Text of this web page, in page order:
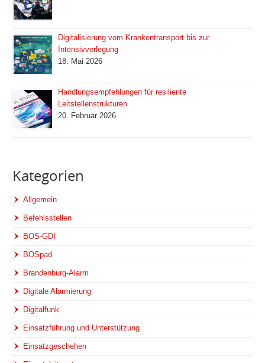
Digitalisierung vom Krankentransport bis zur
Intensivverlegung
18. Mai 2026
Handlungsempfehlungen für resiliente
Leitstellenstrukturen
20. Februar 2026
Kategorien
Allgemein
Befehlsstellen
BOS-GDI
BOSpad
Brandenburg-Alarm
Digitale Alarmierung
Digitalfunk
Einsatzführung und Unterstützung
Einsatzgeschehen